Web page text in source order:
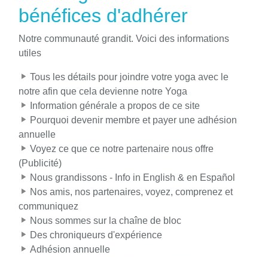
bénéfices d'adhérer
Notre communauté grandit. Voici des informations
utiles
Tous les détails pour joindre votre yoga avec le
notre afin que cela devienne notre Yoga
Information générale a propos de ce site
Pourquoi devenir membre et payer une adhésion
annuelle
Voyez ce que ce notre partenaire nous offre
(Publicité)
Nous grandissons - Info in English & en Español
Nos amis, nos partenaires, voyez, comprenez et
communiquez
Nous sommes sur la chaîne de bloc
Des chroniqueurs d'expérience
Adhésion annuelle